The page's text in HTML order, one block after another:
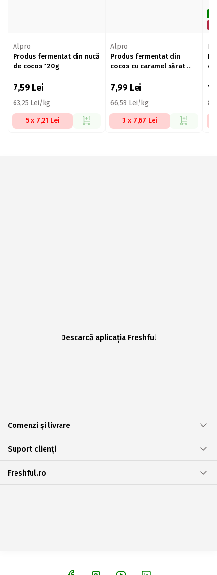
Alpro
Produs fermentat din nucă
de cocos 120g
7,59 Lei
63,25 Lei/kg
5 x 7,21 Lei
Alpro
Produs fermentat din
cocos cu caramel sărat
7,99 Lei
66,58 Lei/kg
3 x 7,67 Lei
Descarcă aplicația Freshful
Comenzi și livrare
Suport clienți
Freshful.ro